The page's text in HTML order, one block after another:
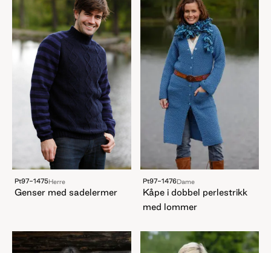
Pt97-1475Herre
Genser med sadelermer
Pt97-1476Dame
Kåpe i dobbel perlestrikk
med lommer